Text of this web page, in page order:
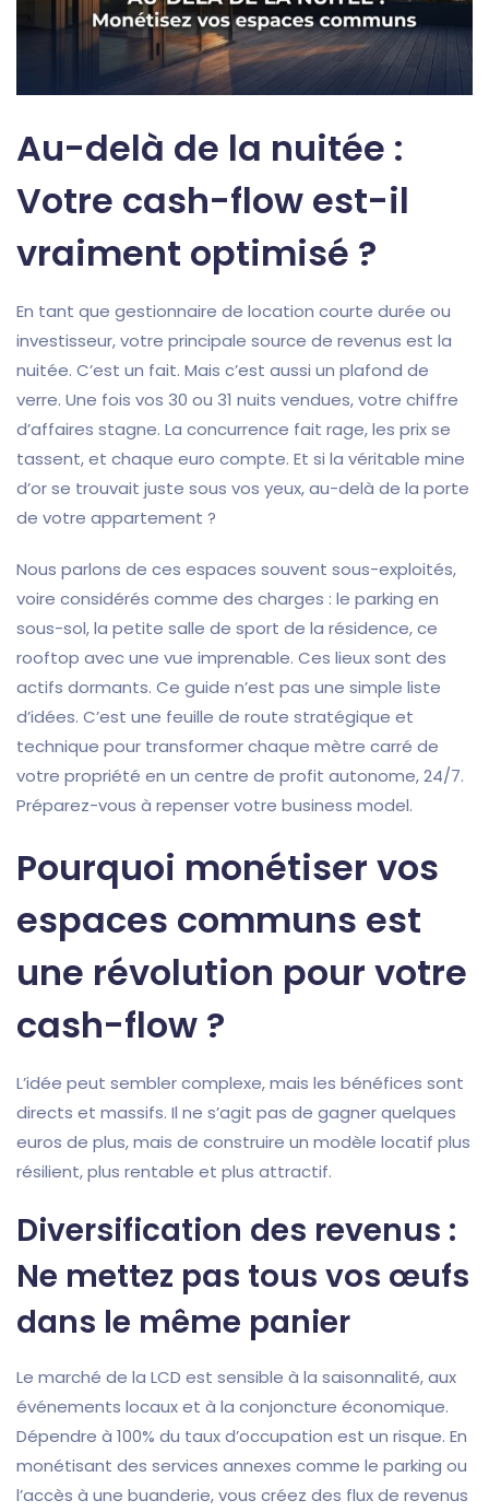
Au-delà de la nuitée :
Votre cash-flow est-il
vraiment optimisé ?
En tant que gestionnaire de location courte durée ou
investisseur, votre principale source de revenus est la
nuitée. C’est un fait. Mais c’est aussi un plafond de
verre. Une fois vos 30 ou 31 nuits vendues, votre chiffre
d’affaires stagne. La concurrence fait rage, les prix se
tassent, et chaque euro compte. Et si la véritable mine
d’or se trouvait juste sous vos yeux, au-delà de la porte
de votre appartement ?
Nous parlons de ces espaces souvent sous-exploités,
voire considérés comme des charges : le parking en
sous-sol, la petite salle de sport de la résidence, ce
rooftop avec une vue imprenable. Ces lieux sont des
actifs dormants. Ce guide n’est pas une simple liste
d’idées. C’est une feuille de route stratégique et
technique pour transformer chaque mètre carré de
votre propriété en un centre de profit autonome, 24/7.
Préparez-vous à repenser votre business model.
Pourquoi monétiser vos
espaces communs est
une révolution pour votre
cash-flow ?
L’idée peut sembler complexe, mais les bénéfices sont
directs et massifs. Il ne s’agit pas de gagner quelques
euros de plus, mais de construire un modèle locatif plus
résilient, plus rentable et plus attractif.
Diversification des revenus :
Ne mettez pas tous vos œufs
dans le même panier
Le marché de la LCD est sensible à la saisonnalité, aux
événements locaux et à la conjoncture économique.
Dépendre à 100% du taux d’occupation est un risque. En
monétisant des services annexes comme le parking ou
l’accès à une buanderie, vous créez des flux de revenus